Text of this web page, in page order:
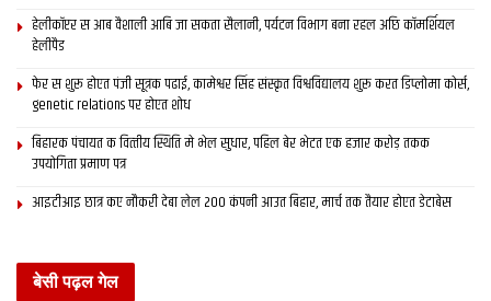
Tags: air india dubai Emirates Flydubai
हेलीकॉप्टर स आब वैशाली आबि जा सकता सैलानी, पर्यटन विभाग बना रहल अछि कॉमर्शियल
हेलीपैड
फेर स शुरू होएत पंजी सूत्रक पढाई, कामेश्वर सिंह संस्कृत विश्वविद्यालय शुरू करत डिप्लोमा कोर्स,
genetic relations पर होएत शोध
बिहारक पंचायत क वित्‍तीय स्थिति मे भेल सुधार, पहिल बेर भेटत एक हजार करोड़ तकक
उपयोगिता प्रमाण पत्र
आइटीआइ छात्र कए नौकरी देबा लेल 200 कंपनी आउत बिहार, मार्च तक तैयार होएत डेटाबेस
बेसी पढ़ल गेल